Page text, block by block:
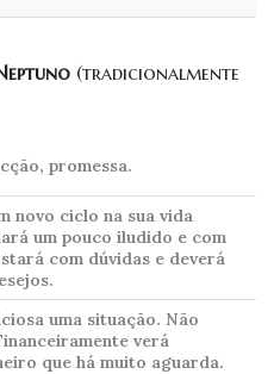
(tradicionalmente
promessa.
novo ciclo na sua vida
um pouco iludido e com
com dúvidas e deverá
uma situação. Não
verá
que há muito aguarda.